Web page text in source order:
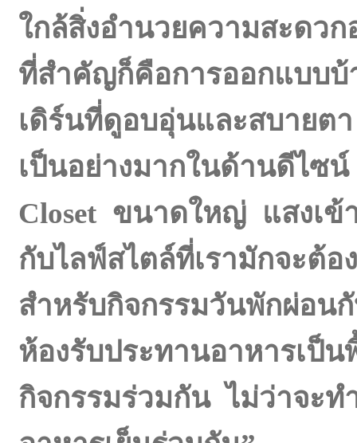
ใกล้สิ่งอำนวยความสะดว
ที่สำคัญก็คือการออกแบบบ้
เดิร์นที่ดูอบอุ่นและสบายต
เป็นอย่างมากในด้านดีไ
Closet ขนาดใหญ่ แสงเข้
กับไลฟ์สไตล์ที่เรามักจะต้อ
สำหรับกิจกรรมวันพักผ่อน
ห้องรับประทานอาหารเป็
กิจกรรมร่วมกัน ไม่ว่าจะ